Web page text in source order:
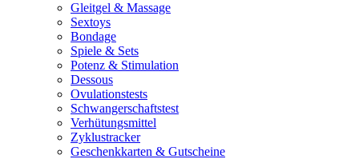
Gleitgel & Massage
Sextoys
Bondage
Spiele & Sets
Potenz & Stimulation
Dessous
Ovulationstests
Schwangerschaftstest
Verhütungsmittel
Zyklustracker
Geschenkkarten & Gutscheine